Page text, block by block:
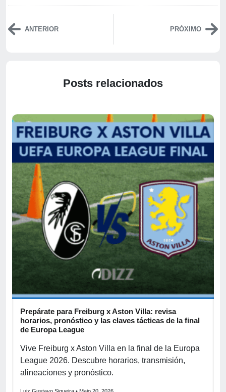
ANTERIOR PRÓXIMO
Posts relacionados
Prepárate para Freiburg x Aston Villa: revisa
horarios, pronóstico y las claves tácticas de la final
de Europa League
Vive Freiburg x Aston Villa en la final de la Europa
League 2026. Descubre horarios, transmisión,
alineaciones y pronóstico.